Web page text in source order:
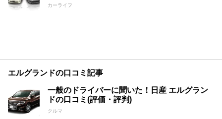
カーライフ
エルグランドの口コミ記事
一般のドライバーに聞いた！日産 エルグラン
ドの口コミ(評価・評判)
クルマ